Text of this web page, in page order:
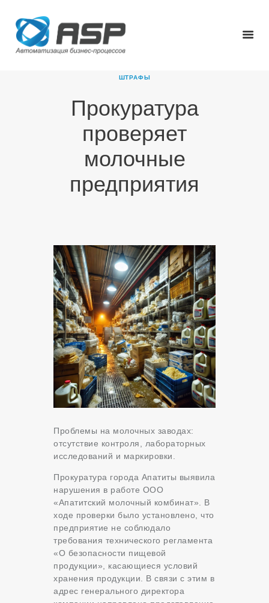
ШТРАФЫ
Прокуратура
проверяет
молочные
предприятия
ГЛАВНАЯ
О КОМПАНИИ
НОВОСТИ
КАРЬЕРА
Проблемы на молочных заводах:
отсутствие контроля, лабораторных
исследований и маркировки.
Прокуратура города Апатиты выявила
нарушения в работе ООО
«Апатитский молочный комбинат». В
ходе проверки было установлено, что
предприятие не соблюдало
требования технического регламента
«О безопасности пищевой
продукции», касающиеся условий
хранения продукции. В связи с этим в
адрес генерального директора